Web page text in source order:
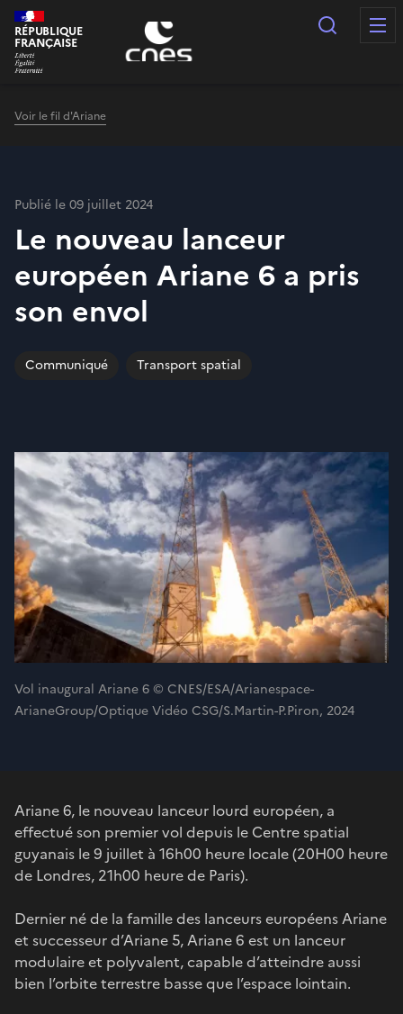
Panneau de gestion des cookies
RÉPUBLIQUE
FRANÇAISE
Voir le fil d'Ariane
Publié le 09 juillet 2024
Le nouveau lanceur
européen Ariane 6 a pris
son envol
Communiqué Transport spatial
Vol inaugural Ariane 6 © CNES/ESA/Arianespace-
ArianeGroup/Optique Vidéo CSG/S.Martin-P.Piron, 2024
Ariane 6, le nouveau lanceur lourd européen, a
effectué son premier vol depuis le Centre spatial
guyanais le 9 juillet à 16h00 heure locale (20H00 heure
de Londres, 21h00 heure de Paris).
Dernier né de la famille des lanceurs européens Ariane
et successeur d’Ariane 5, Ariane 6 est un lanceur
modulaire et polyvalent, capable d’atteindre aussi
bien l’orbite terrestre basse que l’espace lointain.